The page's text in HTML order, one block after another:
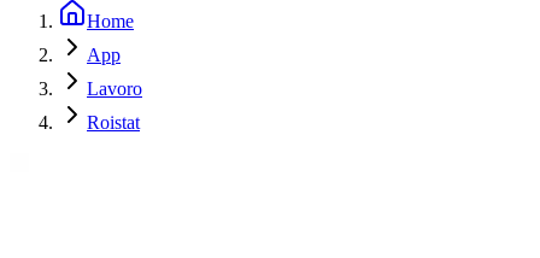
Home
App
Lavoro
Roistat